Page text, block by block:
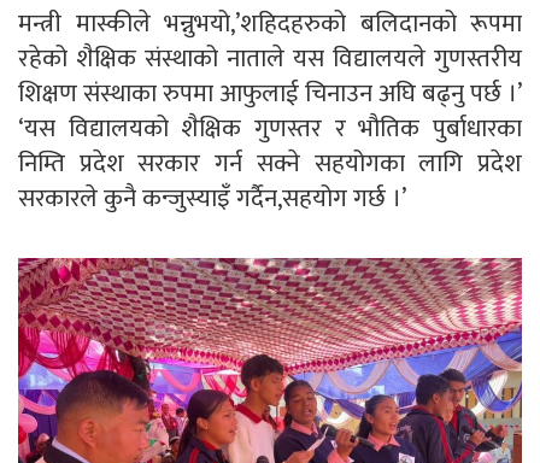
मन्त्री मास्कीले भन्नुभयो,’शहिदहरुको बलिदानको रूपमा
रहेको शैक्षिक संस्थाको नाताले यस विद्यालयले गुणस्तरीय
शिक्षण संस्थाका रुपमा आफुलाई चिनाउन अघि बढ्नु पर्छ ।’
‘यस विद्यालयको शैक्षिक गुणस्तर र भौतिक पुर्बाधारका
निम्ति प्रदेश सरकार गर्न सक्ने सहयोगका लागि प्रदेश
सरकारले कुनै कन्जुस्याइँ गर्दैन,सहयोग गर्छ ।’